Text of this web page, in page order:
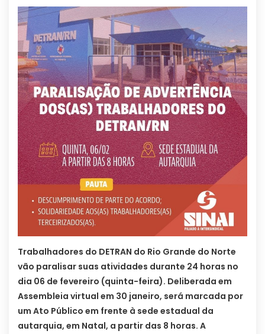
Trabalhadores do DETRAN do Rio Grande do Norte
vão paralisar suas atividades durante 24 horas no
dia 06 de fevereiro (quinta-feira). Deliberada em
Assembleia virtual em 30 janeiro, será marcada por
um Ato Público em frente à sede estadual da
autarquia, em Natal, a partir das 8 horas. A